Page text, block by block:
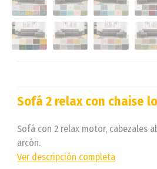
Sofá 2 relax con chaise
Sofá con 2 relax motor, cabezales
arcón.
Ver descripción completa